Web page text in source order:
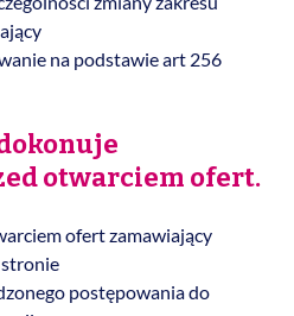
na podstawie art 256
otwarciem ofert.
ofert zamawiający
postępowania do